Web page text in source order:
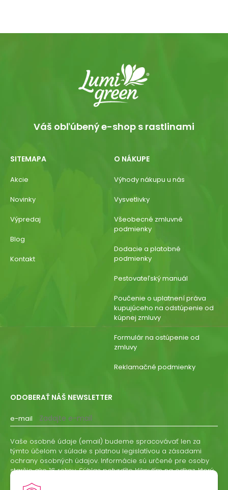
Váš obľúbený e-shop s rastlinami
SITEMAPA
Akcie
Novinky
Výpredaj
Blog
Kontakt
O NÁKUPE
Výhody nákupu u nás
Vysvetlivky
Všeobecné zmluvné
podmienky
Dodacie a platobné
podmienky
Pestovateľský manuál
Poučenie o uplatnení práva
kupujúceho na odstúpenie od
kúpnej zmluvy
Formulár na ostúpenie od
zmluvy
Reklamačné podmienky
ODOBERAŤ NÁŠ NEWSLETTER
e-mail
Vaše osobné údaje (email) budeme spracovávať len za
týmto účelom v súlade s platnou legislatívou a zásadami
ochrany osobných údajov. Informácie sú určené pre osoby
staršie ako 16 rokov. Súhlas potvrdíte kliknutím na odkaz, ktorý